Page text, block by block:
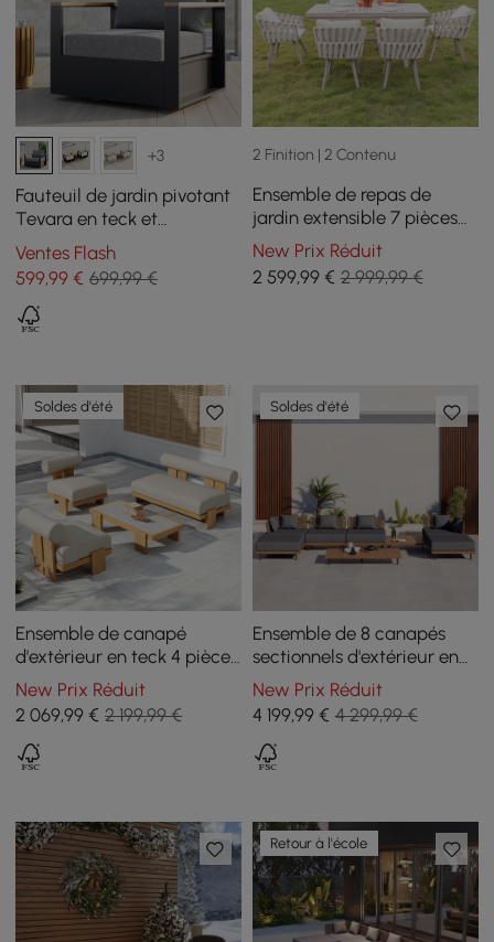
+3
Fauteuil de jardin pivotant
Tevara en teck et
aluminium, gris
Ventes Flash
599,99 € 699,99 €
2 Finition | 2 Contenu
Ensemble de repas de
jardin extensible 7 pièces
avec 6 chaises en corde
tressée, 163 à 214 cm, blanc
New Prix Réduit
2 599,99€ 2 999,99 €
Soldes d'été
Ensemble de canapé
d'extérieur en teck 4 pièces
avec table basse
New Prix Réduit
2 069,99 € 2 199,99 €
Soldes d'été
Ensemble de 8 canapés
sectionnels d'extérieur en
teck, aluminium et rotin
avec table basse et coussin
New Prix Réduit
4 199,99€ 4 299,99 €
Retour à l'école